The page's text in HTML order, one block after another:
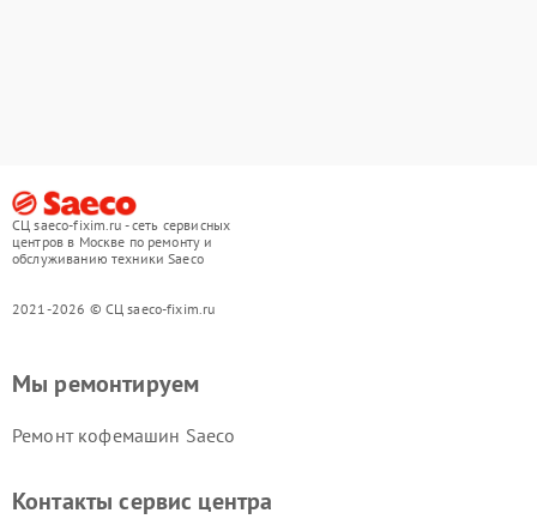
СЦ saeco-fixim.ru - сеть сервисных
центров в Москве по ремонту и
обслуживанию техники Saeco
2021-2026 © СЦ saeco-fixim.ru
Мы ремонтируем
Ремонт кофемашин Saeco
Контакты сервис центра